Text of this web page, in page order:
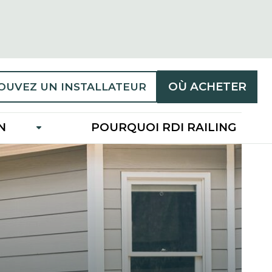
UN INSTALLATEUR OÙ ACHETER
POURQUOI RDI RAILING